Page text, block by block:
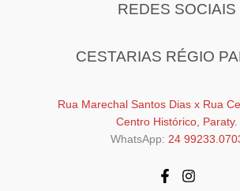
REDES SOCIAIS
CESTARIAS RÉGIO
Rua Marechal Santos Dias x Rua
Centro Histórico, Paraty.
WhatsApp: 24